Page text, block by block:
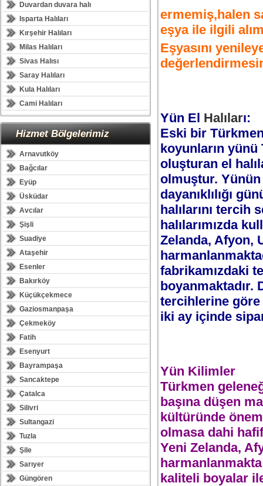
Duvardan duvara halı
Isparta Halıları
Kırşehir Halıları
Milas Halıları
Sivas Halısı
Saray Halıları
Kula Halıları
Cami Halıları
Hizmet Bölgelerimiz
Arnavutköy
Bağcılar
Eyüp
Üsküdar
Avcılar
Şişli
Suadiye
Ataşehir
Esenler
Bakırköy
Küçükçekmece
Gaziosmanpaşa
Çekmeköy
Fatih
Esenyurt
Bayrampaşa
Sancaktepe
Çatalca
Silivri
Sultangazi
Tuzla
Şile
Sarıyer
Güngören
ermemiş,halen
eşya ile ilgili
Eşyasını
Yün El Halıları:
Eski bir
koyunların
oluşturan el
olmuştur. Yünün
dayanıklılığı
halılarını tercih
halılarımızda
Zelanda, Afyon,
fabrikamızdaki
tercihlerine göre
iki ay içinde
Yün Kilimler
Türkmen
başına düşen
kültüründe
olmasa dahi
Yeni Zelanda,
kaliteli boyalar